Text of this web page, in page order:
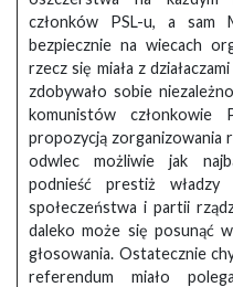
członków PSL-u, a sam
bezpiecznie na wiecach
rzecz się miała z
zdobywało sobie
komunistów
propozycją zorganizowania
odwlec możliwie jak
podnieść prestiż
społeczeństwa i partii
daleko może się posunąć
głosowania. Ostatecznie
referendum miało